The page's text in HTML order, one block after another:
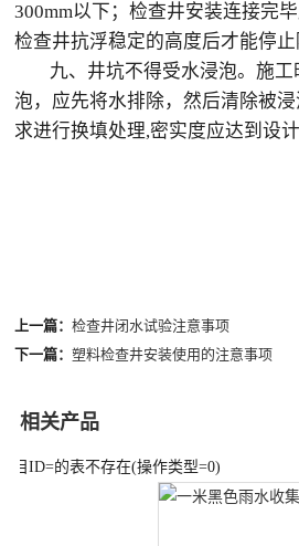
300mm以下；检查井安装连接完
检查井抗浮稳定的高度后才能停止
九、井坑不得受水浸泡。施工
泡，应先将水排除，然后清除被
求进行换填处理,密实度应达到设计
上一篇：检查井闭水试验注意事项
下一篇：塑料检查井安装使用的注意事项
相关产品
目ID=的表不存在(操作类型=0)